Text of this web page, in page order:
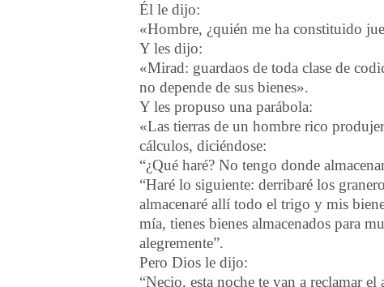
Él le dijo:
«Hombre, ¿quién me ha constituido
Y les dijo:
«Mirad: guardaos de toda clase de
no depende de sus bienes».
Y les propuso una parábola:
«Las tierras de un hombre rico
cálculos, diciéndose:
“¿Qué haré? No tengo donde
“Haré lo siguiente: derribaré los
almacenaré allí todo el trigo y mis
mía, tienes bienes almacenados para
alegremente”.
Pero Dios le dijo:
“Necio, esta noche te van a reclamar